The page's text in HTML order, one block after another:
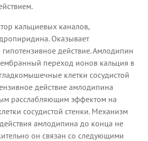
кальциевых каналов,
Оказывает
действие. Амлодипин
переход ионов кальция в
клетки сосудистой
действие амлодипина
расслабляющим эффектом на
сосудистой стенки. Механизм
амлодипина до конца не
он связан со следующими